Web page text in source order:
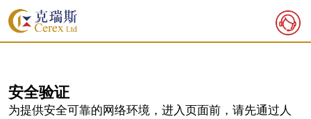
安全验证
为提供安全可靠的网络环境，进入页面前，请先通过人